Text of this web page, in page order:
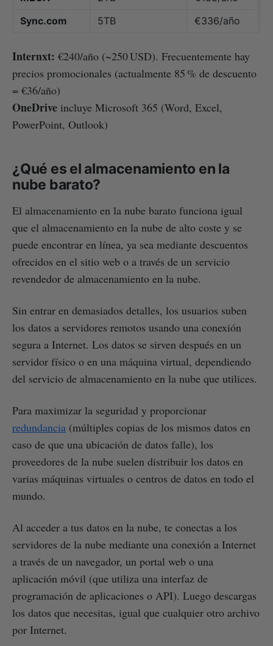
Sync.com
5TB €336/año
Internxt: €240/año (~250 USD). Frecuentemente hay
precios promocionales (actualmente 85 % de descuento
= €36/año)
OneDrive incluye Microsoft 365 (Word, Excel,
PowerPoint, Outlook)
¿Qué es el almacenamiento en la
nube barato?
El almacenamiento en la nube barato funciona igual
que el almacenamiento en la nube de alto coste y se
puede encontrar en línea, ya sea mediante descuentos
ofrecidos en el sitio web o a través de un servicio
revendedor de almacenamiento en la nube.
Sin entrar en demasiados detalles, los usuarios suben
los datos a servidores remotos usando una conexión
segura a Internet. Los datos se sirven después en un
servidor físico o en una máquina virtual, dependiendo
del servicio de almacenamiento en la nube que utilices.
Para maximizar la seguridad y proporcionar
redundancia (múltiples copias de los mismos datos en
caso de que una ubicación de datos falle), los
proveedores de la nube suelen distribuir los datos en
varias máquinas virtuales o centros de datos en todo el
mundo.
Al acceder a tus datos en la nube, te conectas a los
servidores de la nube mediante una conexión a Internet
a través de un navegador, un portal web o una
aplicación móvil (que utiliza una interfaz de
programación de aplicaciones o API). Luego descargas
los datos que necesitas, igual que cualquier otro archivo
por Internet.